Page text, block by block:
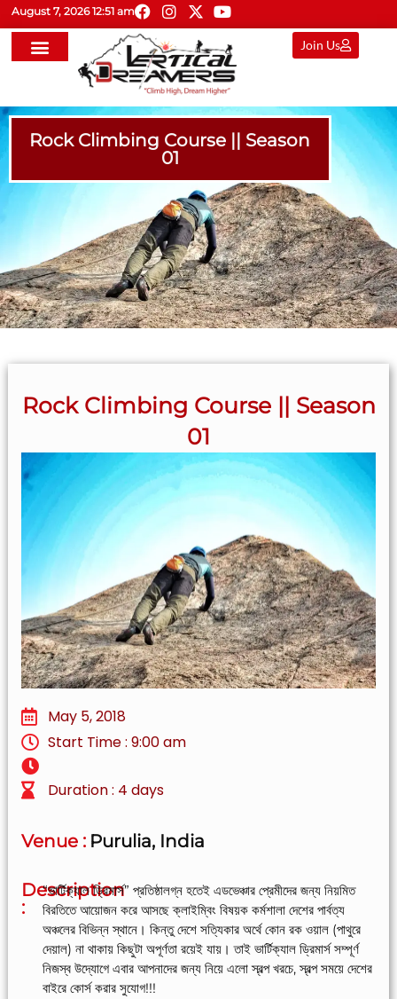
August 7, 2026 12:51 am
Join Us
Rock Climbing Course || Season
01
Rock Climbing Course || Season
01
May 5, 2018
Start Time : 9:00 am
Duration : 4 days
Venue : Purulia, India
Description
:
“ভার্টিক্যাল ড্রিমার্স” প্রতিষ্ঠালগ্ন হতেই এডভেঞ্চার প্রেমীদের জন্য নিয়মিত
বিরতিতে আয়োজন করে আসছে ক্লাইম্বিং বিষয়ক কর্মশালা দেশের পার্বত্য
অঞ্চলের বিভিন্ন স্থানে। কিন্তু দেশে সত্যিকার অর্থে কোন রক ওয়াল (পাথুরে
দেয়াল) না থাকায় কিছুটা অপূর্ণতা রয়েই যায়। তাই ভার্টিক্যাল ড্রিমার্স সম্পূর্ণ
নিজস্ব উদ্যোগে এবার আপনাদের জন্য নিয়ে এলো স্বল্প খরচে, স্বল্প সময়ে দেশের
বাইরে কোর্স করার সুযোগ!!!